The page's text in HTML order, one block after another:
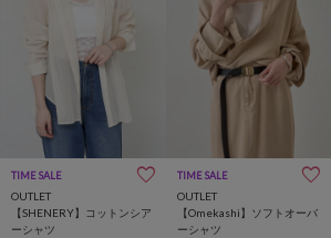
TIME SALE
OUTLET
【SHENERY】コットンシア
ーシャツ
TIME SALE
OUTLET
【Omekashi】ソフトオーバ
ーシャツ